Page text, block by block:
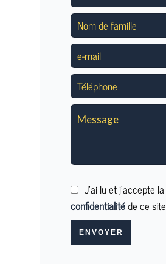
J’ai lu et j'accepte la
confidentialitéde ce site
ENVOYER